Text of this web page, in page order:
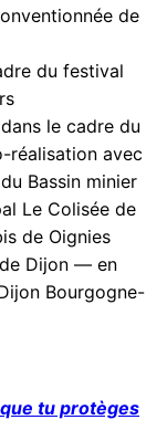
de
du festival
le cadre du
réalisation avec
Bassin minier
Le Colisée de
de Oignies
Dijon — en
Bourgogne-
que tu protèges